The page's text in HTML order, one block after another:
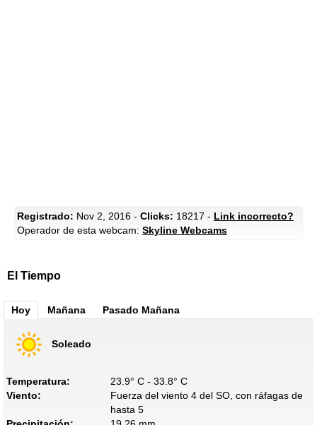
Registrado: Nov 2, 2016 - Clicks: 18217 - Link incorrecto?
Operador de esta webcam: Skyline Webcams
El Tiempo
Hoy Mañana Pasado Mañana
Soleado
Temperatura:
23.9° C - 33.8° C
Viento:
Fuerza del viento 4 del SO, con ráfagas de
hasta 5